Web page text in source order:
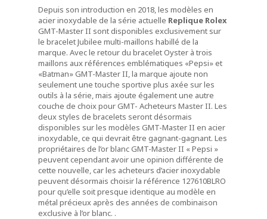
Depuis son introduction en 2018, les modèles en
acier inoxydable de la série actuelle Replique Rolex
GMT-Master II sont disponibles exclusivement sur
le bracelet Jubilee multi-maillons habillé de la
marque. Avec le retour du bracelet Oyster à trois
maillons aux références emblématiques «Pepsi» et
«Batman» GMT-Master II, la marque ajoute non
seulement une touche sportive plus axée sur les
outils à la série, mais ajoute également une autre
couche de choix pour GMT- Acheteurs Master II. Les
deux styles de bracelets seront désormais
disponibles sur les modèles GMT-Master II en acier
inoxydable, ce qui devrait être gagnant-gagnant. Les
propriétaires de l’or blanc GMT-Master II « Pepsi »
peuvent cependant avoir une opinion différente de
cette nouvelle, car les acheteurs d’acier inoxydable
peuvent désormais choisir la référence 127610BLRO
pour qu’elle soit presque identique au modèle en
métal précieux après des années de combinaison
exclusive à l’or blanc. .